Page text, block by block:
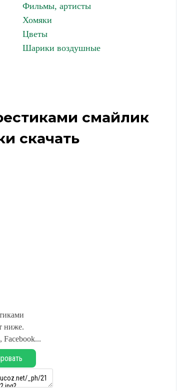
Фильмы, артисты
Хомяки
Цветы
Шарики воздушные
смайлик
скачать
ниже.
Facebook...